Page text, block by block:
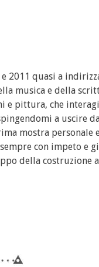
2011 quasi a
musica e della
e pittura, che
a uscire
mostra personale
con impeto e
della costruzione